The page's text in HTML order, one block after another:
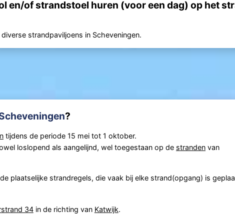
en/of strandstoel huren (voor een dag) op het
strandpaviljoens in Scheveningen.
?
tijdens de periode 15 mei tot 1 oktober.
loslopend als aangelijnd, wel toegestaan op de strandenvan
plaatselijke strandregels, die vaak bij elke strand(opgang) is
34in de richting van Katwijk.